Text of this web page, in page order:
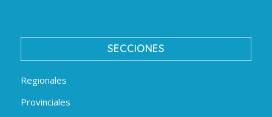
SECCIONES
Regionales
Provinciales